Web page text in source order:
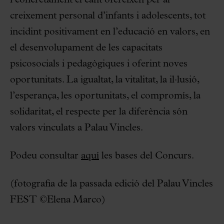
creixement personal d’infants i adolescents, tot
incidint positivament en l’educació en valors, en
el desenvolupament de les capacitats
psicosocials i pedagògiques i oferint noves
oportunitats. La igualtat, la vitalitat, la il·lusió,
l’esperança, les oportunitats, el compromís, la
solidaritat, el respecte per la diferència són
valors vinculats a Palau Vincles.
Podeu consultar aquí les bases del Concurs.
(fotografia de la passada edició del Palau Vincles
FEST ©Elena Marco)